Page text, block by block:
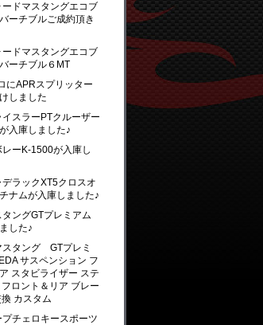
ドマスタングエコブ
ーチブルご成約頂き
ドマスタングエコブ
ーチブル６MT
にAPRスプリッター
しました
スラーPTクルーザー
入庫しました♪
ーK-1500が入庫し
ラックXT5クロスオ
ナムが入庫しました♪
ングGTプレミアム
した♪
タング GTプレミ
サスペンション フ
スタビライザー ステ
ロント＆リア ブレー
カスタム
チェロキースポーツ